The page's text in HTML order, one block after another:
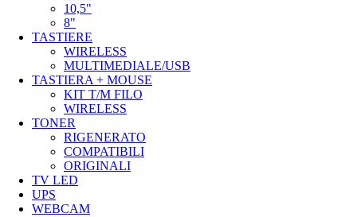
10,5"
8"
TASTIERE
WIRELESS
MULTIMEDIALE/USB
TASTIERA + MOUSE
KIT T/M FILO
WIRELESS
TONER
RIGENERATO
COMPATIBILI
ORIGINALI
TV LED
UPS
WEBCAM